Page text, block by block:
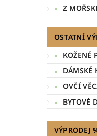
Z
OSTATNÍ
KOŽENÉ
DÁMSKÉ
OVČÍ
BYTOVÉ
VÝPRODEJ